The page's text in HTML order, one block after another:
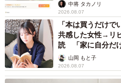
中将 タカノリ
2026.08.07
「本は買うだけ
共感した女性→リ
読 「家に自分だ
山岡 もと子
2026.08.07